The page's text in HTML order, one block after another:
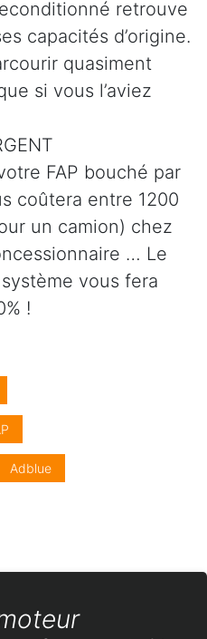
retrouve
capacités d’origine.
quasiment
si vous l’aviez
FAP bouché par
coûtera entre 1200
un camion) chez
… Le
vous fera
!
Adblue